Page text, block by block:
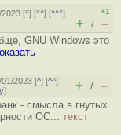
[^] [^^] [^^^]
+1
+ / –
GNU Windows это
2023 [^] [^^]
] + / –
- смысла в гнутых
ОС... текст